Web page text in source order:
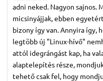
adni neked. Nagyon sajnos.
micsinyájjak, ebben
bizony így van. Annyira így,
legtöbb új "Linux-hívő"
attól idegrángást kap, ha
alaptelepítés része,
tehető csak fel, hogy